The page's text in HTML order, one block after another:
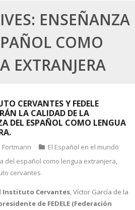
ENSEÑANZA
COMO
EXTRANJERA
CERVANTES Y FEDELE
LA CALIDAD DE LA
DEL ESPAÑOL COMO LENGUA
El Español en el mundo
del español como lengua extranjera,
cervantes
Instituto Cervantes, Víctor García de la
de FEDELE (Federación